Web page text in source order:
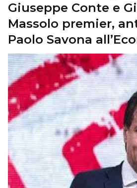
Giuseppe Conte e
Massolo premier,
Paolo Savona